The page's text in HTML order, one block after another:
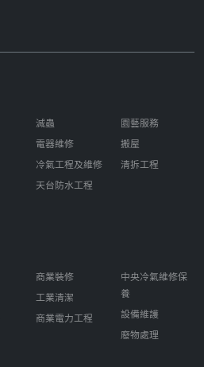
滅蟲
電器維修
冷氣工程及維修
天台防水工程
園藝服務
搬屋
清拆工程
商業裝修
工業清潔
商業電力工程
中央冷氣維修保
養
設備維護
廢物處理